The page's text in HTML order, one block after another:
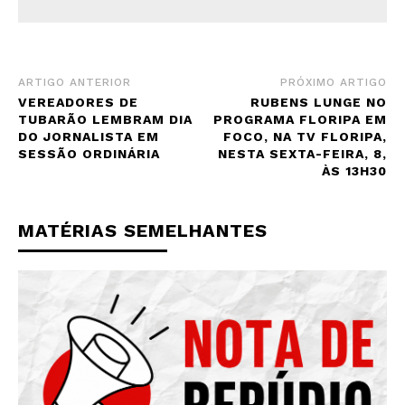
ARTIGO ANTERIOR
VEREADORES DE
TUBARÃO LEMBRAM DIA
DO JORNALISTA EM
SESSÃO ORDINÁRIA
PRÓXIMO ARTIGO
RUBENS LUNGE NO
PROGRAMA FLORIPA EM
FOCO, NA TV FLORIPA,
NESTA SEXTA-FEIRA, 8,
ÀS 13H30
MATÉRIAS SEMELHANTES